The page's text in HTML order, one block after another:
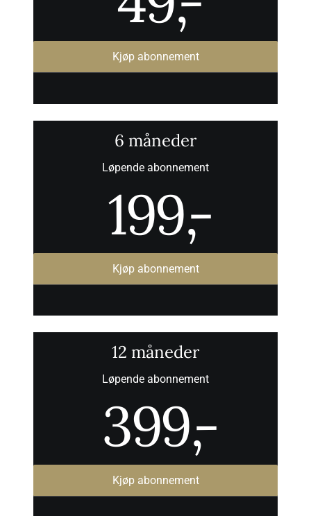
Kjøp abonnement
6 måneder
Løpende abonnement
199,-
Kjøp abonnement
12 måneder
Løpende abonnement
399,-
Kjøp abonnement